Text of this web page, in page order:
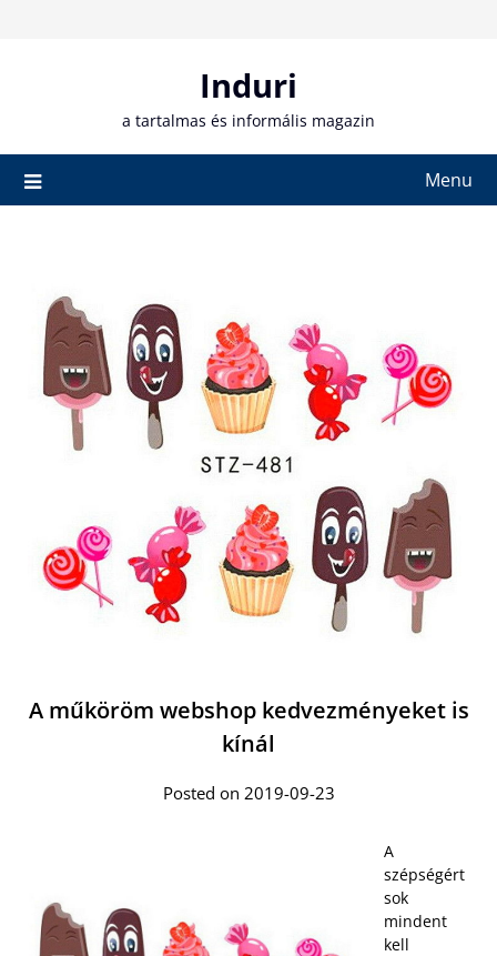
Induri
a tartalmas és informális magazin
Menu
A műköröm webshop kedvezményeket is
kínál
Posted on 2019-09-23
A
szépségért
sok
mindent
kell